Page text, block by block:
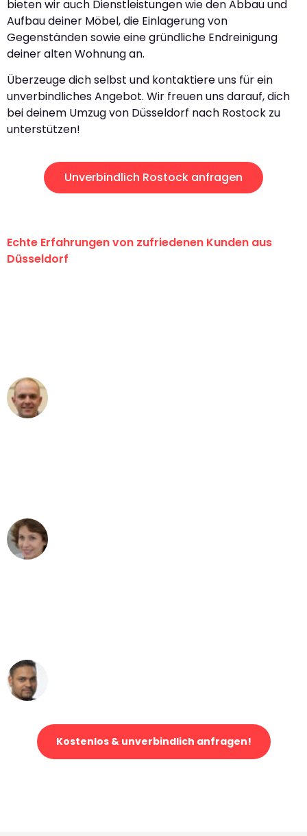
bieten wir auch Dienstleistungen wie den Abbau und
Aufbau deiner Möbel, die Einlagerung von
Gegenständen sowie eine gründliche Endreinigung
deiner alten Wohnung an.
Überzeuge dich selbst und kontaktiere uns für ein
unverbindliches Angebot. Wir freuen uns darauf, dich
bei deinem Umzug von Düsseldorf nach Rostock zu
unterstützen!
Unverbindlich Rostock anfragen
Echte Erfahrungen von zufriedenen Kunden aus
Düsseldorf
Kostenlos & unverbindlich anfragen!